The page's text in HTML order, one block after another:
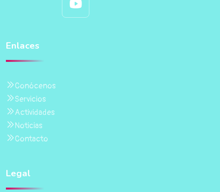
Enlaces
Conócenos
Servicios
Actividades
Noticias
Contacto
Legal